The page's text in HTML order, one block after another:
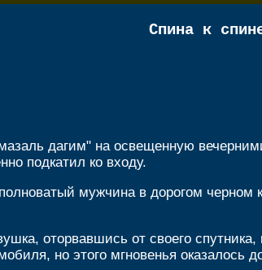
Спина к
дагим" на освещенную
подкатил ко входу.
мужчина в дорогом
оторвавшись от своего
но этого мгновенья